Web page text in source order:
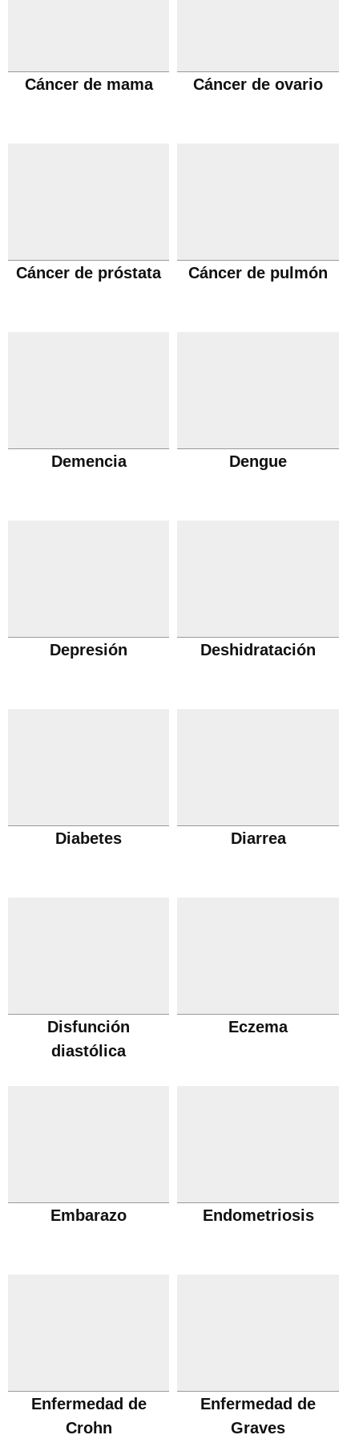
Cáncer de mama Cáncer de ovario
Cáncer de próstata Cáncer de pulmón
Demencia Dengue
Depresión Deshidratación
Diabetes Diarrea
Disfunción
diastólica
Eczema
Embarazo Endometriosis
Enfermedad de
Crohn
Enfermedad de
Graves